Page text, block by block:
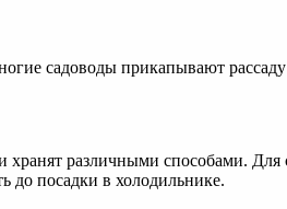
садоводы прикапывают
различными способами.
до посадки в холодильнике.